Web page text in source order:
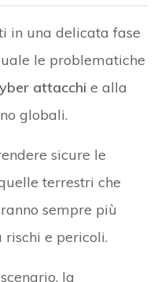
in una delicata fase
le problematiche
attacchi e alla
globali.
sicure le
terrestri che
sempre più
e pericoli.
la